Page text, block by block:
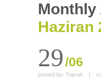
Haziran
29/06
posted by: Toprak |